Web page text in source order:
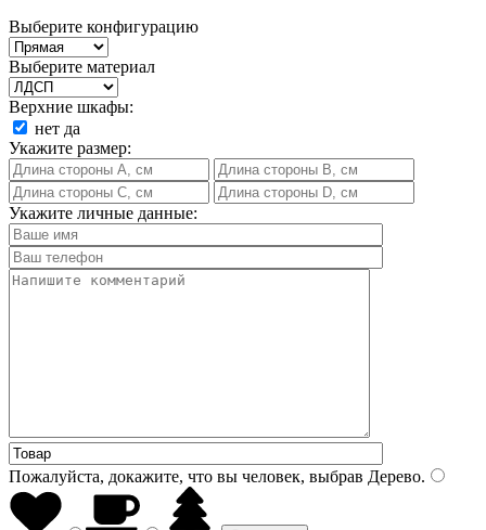
Выберите конфигурацию
Выберите материал
Верхние шкафы:
нет да
Укажите размер:
Укажите личные данные:
Пожалуйста, докажите, что вы человек, выбрав Дерево.